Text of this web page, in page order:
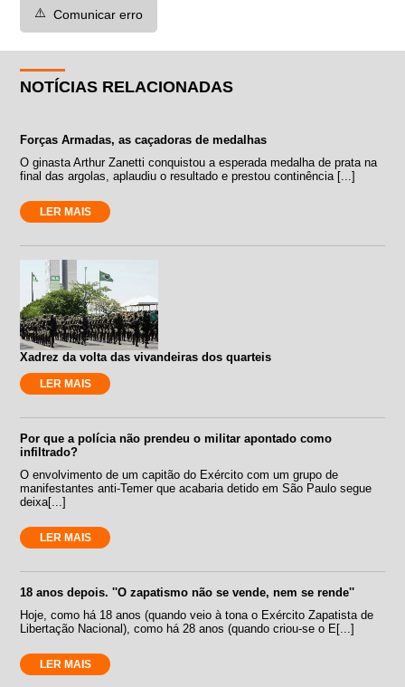
⚠️ Comunicar erro
NOTÍCIAS RELACIONADAS
Forças Armadas, as caçadoras de medalhas
O ginasta Arthur Zanetti conquistou a esperada medalha de prata na
final das argolas, aplaudiu o resultado e prestou continência [...]
LER MAIS
Xadrez da volta das vivandeiras dos quarteis
LER MAIS
Por que a polícia não prendeu o militar apontado como
infiltrado?
O envolvimento de um capitão do Exército com um grupo de
manifestantes anti-Temer que acabaria detido em São Paulo segue
deixa[...]
LER MAIS
18 anos depois. ''O zapatismo não se vende, nem se rende''
Hoje, como há 18 anos (quando veio à tona o Exército Zapatista de
Libertação Nacional), como há 28 anos (quando criou-se o E[...]
LER MAIS